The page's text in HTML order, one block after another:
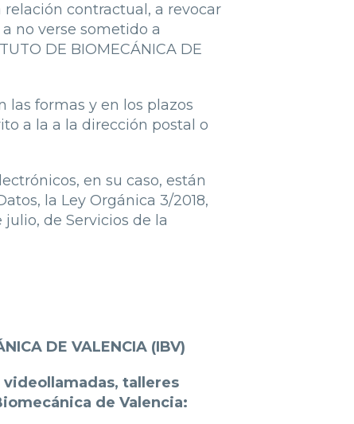
contractual, a revocar
no verse sometido a
DE BIOMECÁNICA DE
las formas y en los plazos
a la a la dirección postal o
en su caso, están
la Ley Orgánica 3/2018,
de Servicios de la
DE VALENCIA (IBV)
talleres
de Valencia: